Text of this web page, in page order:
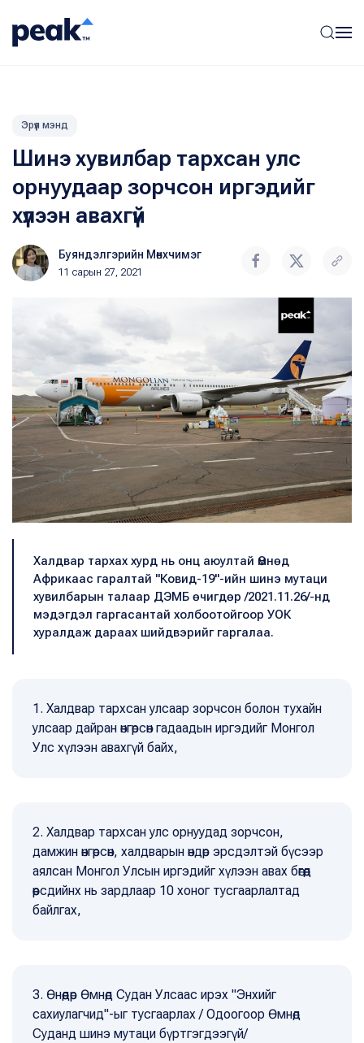
Эрүүл мэнд
Шинэ хувилбар тархсан улс
орнуудаар зорчсон иргэдийг
хүлээн авахгүй
Буяндэлгэрийн Мөнхчимэг
11 сарын 27, 2021
Халдвар тархах хурд нь онц аюултай Өмнөд
Африкаас гаралтай "Ковид-19"-ийн шинэ мутаци
хувилбарын талаар ДЭМБ өчигдөр /2021.11.26/-нд
мэдэгдэл гаргасантай холбоотойгоор УОК
хуралдаж дараах шийдвэрийг гаргалаа.
1. Халдвар тархсан улсаар зорчсон болон тухайн
улсаар дайран өнгөрсөн гадаадын иргэдийг Монгол
Улс хүлээн авахгүй байх,
2. Халдвар тархсан улс орнуудад зорчсон,
дамжин өнгөрсөн, халдварын өндөр эрсдэлтэй бүсээр
аялсан Монгол Улсын иргэдийг хүлээн авах бөгөөд
өөрсдийнх нь зардлаар 10 хоног тусгаарлалтад
байлгах,
3. Өнөөдөр Өмнөд Судан Улсаас ирэх "Энхийг
сахиулагчид"-ыг тусгаарлах / Одоогоор Өмнөд
Суданд шинэ мутаци бүртгэгдээгүй/